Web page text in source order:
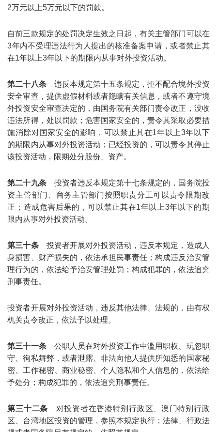
2万元以上5万元以下的罚款。
自前三款规定的处罚决定生效之日起，有关主管部门可以在
3年内不受理违法行为人提出的核准备案申请，或者禁止其
在1年以上3年以下的期限内从事对外投资活动。
第二十八条违反本规定第十五条规定，拒不配合境外投资
安全审查，提供虚假材料或者隐瞒有关信息，或者不遵守境
外投资安全审查决定的，由国务院有关部门责令改正，没收
违法所得，处以罚款；危害国家安全的，责令其采取必要措
施消除对国家安全的影响，可以禁止其在1年以上3年以下
的期限内从事对外投资活动；已经投资的，可以责令其停止
该投资活动，限期处分股份、资产。
第二十九条投资者违反本规定第十七条规定的，国务院投
资主管部门、商务主管部门按照职责分工可以责令限期改
正；造成危害后果的，可以禁止其在1年以上3年以下的期
限内从事对外投资活动。
第三十条投资者开展对外投资活动，违反本规定，造成人
身损害、财产损失的，依法承担民事责任；构成违反治安管
理行为的，依法给予治安管理处罚；构成犯罪的，依法追究
刑事责任。
投资者开展对外投资活动，违反其他法律、法规的，由有权
机关责令改正，依法予以处理。
第三十一条公职人员在对外投资工作中滥用职权、玩忽职
守、徇私舞弊，或者泄露、非法向他人提供所知悉的国家秘
密、工作秘密、商业秘密、个人隐私和个人信息的，依法给
予处分；构成犯罪的，依法追究刑事责任。
第三十二条 对投资者在香港特别行政区、澳门特别行政
区、台湾地区投资的管理，参照本规定执行；法律、行政法